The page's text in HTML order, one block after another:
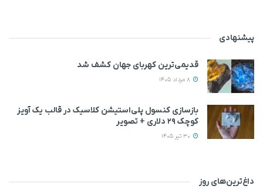
پیشنهادی
قدیمی‌ترین کهربای جهان کشف شد
بازسازی کنسول پلی‌استیشن کلاسیک در قالب یک آویز
کوچک ۲۹ دلاری + تصویر
داغ‌ترین‌های روز